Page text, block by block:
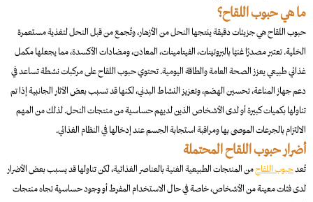
ما هي حبوب اللقاح؟
حبوب اللقاح هي جزيئات دقيقة ينتجها النحل من الأزهار، وتُجمع من قبل النحل لتغذية مستعمرة
الخلية. تعتبر مصدرًا غنيًا بالبروتينات، الفيتامينات، المعادن، ومضادات الأكسدة، مما يجعلها مكمل
غذائي طبيعي يعزز الصحة العامة والطاقة اليومية. تحتوي حبوب اللقاح على مركبات نشطة تساعد في
دعم جهاز المناعة، تحسين الهضم، وتعزيز النشاط البدني، لكنها قد تسبب بعض الآثار الجانبية إذا تم
تناولها بكميات كبيرة أو لدى الأشخاص الذين لديهم حساسية من منتجات النحل. لذلك من المهم
الالتزام بالجرعات الموصى بها ومراقبة استجابة الجسم عند إدخالها في النظام الغذائي.
أضرار حبوب اللقاح المحتملة
تُعدحبوب اللقاحمن المنتجات الطبيعية الغنية بالعناصر الغذائية، لكن تناولها قد يسبب بعض الأضرار
لدى فئات معينة من الأشخاص، خاصة في حال الاستخدام المفرط أو وجود حساسية تجاه منتجات